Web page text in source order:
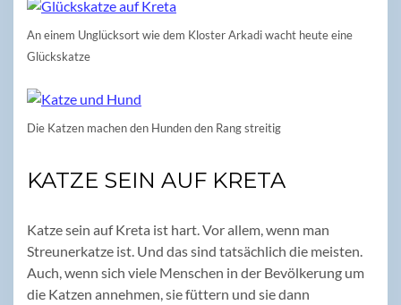
An einem Unglücksort wie dem Kloster Arkadi wacht heute eine
Glückskatze
Die Katzen machen den Hunden den Rang streitig
KATZE SEIN AUF KRETA
Katze sein auf Kreta ist hart. Vor allem, wenn man
Streunerkatze ist. Und das sind tatsächlich die meisten.
Auch, wenn sich viele Menschen in der Bevölkerung um
die Katzen annehmen, sie füttern und sie dann